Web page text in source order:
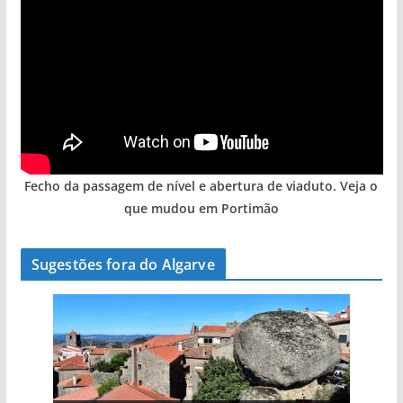
Fecho da passagem de nível e abertura de viaduto. Veja o
que mudou em Portimão
Sugestões fora do Algarve